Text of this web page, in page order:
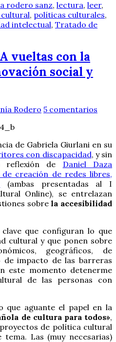
rodero sanz, lectura, leer,
, políticas culturales,
intelectual, Tratado de
vueltas con la
social y
Rodero 5 comentarios
de Gabriela Giurlani en su
con discapacidad, y sin
reflexión de Daniel Daza
creación de redes libres,
(ambas presentadas al I
Online), se entrelazan
sobrela accesibilidad
que configuran lo que
cultural y que ponen sobre
geográficos, de
impacto de las barreras
este momento detenerme
de las personas con
que aguante el papel en la
de cultura para todos»,
de política cultural
tema. Las (muy necesarias)